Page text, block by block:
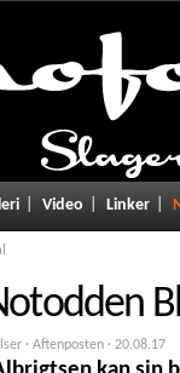
Video Linker
· Aftenposten · 20.08.17